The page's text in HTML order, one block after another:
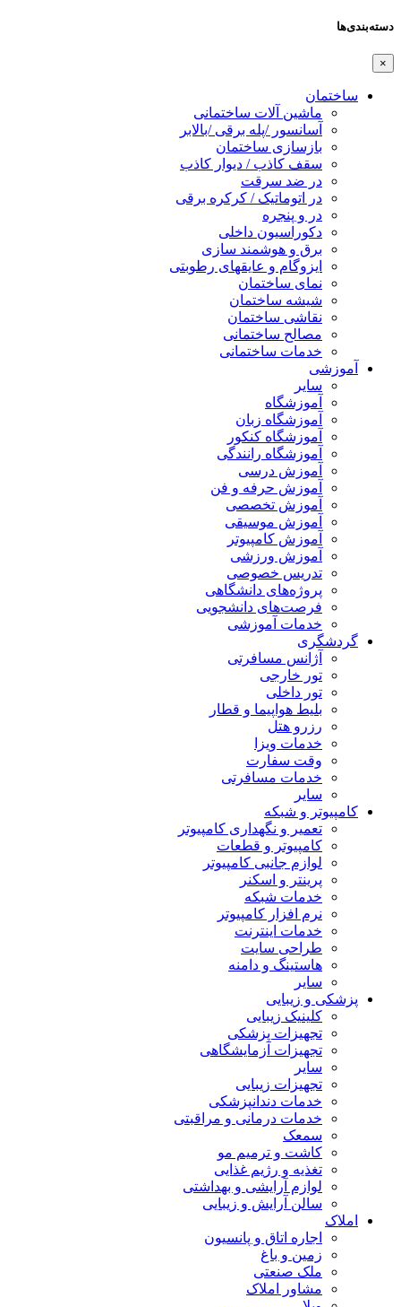
دسته‌بندی‌ها
×
ساختمان
ماشین آلات ساختمانی
آسانسور /پله برقی /بالابر
بازسازی ساختمان
سقف کاذب / دیوار کاذب
در ضد سرقت
در اتوماتیک / کرکره برقی
در و پنجره
دکوراسیون داخلی
برق و هوشمند سازی
ایزوگام و عایقهای رطوبتی
نمای ساختمان
شیشه ساختمان
نقاشی ساختمان
مصالح ساختمانی
خدمات ساختمانی
آموزشی
سایر
آموزشگاه
آموزشگاه زبان
آموزشگاه کنکور
آموزشگاه رانندگی
آموزش درسی
آموزش حرفه و فن
آموزش تخصصی
آموزش موسیقی
آموزش کامپیوتر
آموزش ورزشی
تدریس خصوصی
پروژه‌های دانشگاهی
فرصت‌های دانشجویی
خدمات آموزشی
گردشگری
آژانس مسافرتی
تور خارجی
تور داخلی
بلیط هواپیما و قطار
رزرو هتل
خدمات ویزا
وقت سفارت
خدمات مسافرتی
سایر
کامپیوتر و شبکه
تعمیر و نگهداری کامپیوتر
کامپیوتر و قطعات
لوازم جانبی کامپیوتر
پرینتر و اسکنر
خدمات شبکه
نرم افزار کامپیوتر
خدمات اینترنت
طراحی سایت
هاستینگ و دامنه
سایر
پزشکی و زیبایی
کلینیک زیبایی
تجهیزات پزشکی
تجهیزات آزمایشگاهی
سایر
تجهیزات زیبایی
خدمات دندانپزشکی
خدمات درمانی و مراقبتی
سمعک
کاشت و ترمیم مو
تغذیه و رژیم غذایی
لوازم آرایشی و بهداشتی
سالن آرایش و زیبایی
املاک
اجاره اتاق و پانسیون
زمین و باغ
ملک صنعتی
مشاور املاک